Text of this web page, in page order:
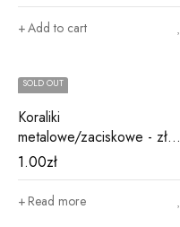
Add to cart
SOLD OUT
Koraliki
metalowe/zaciskowe - złote
M4
1.00zł
Read more